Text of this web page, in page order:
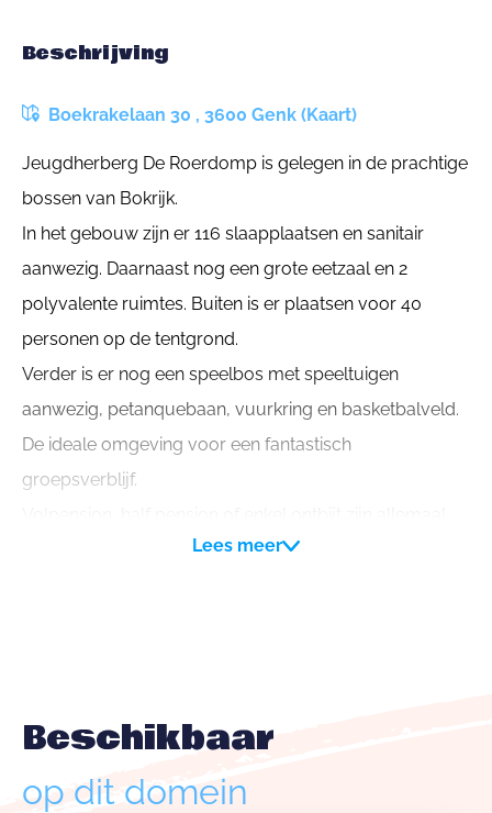
Beschrijving
Boekrakelaan 30 , 3600 Genk (Kaart)
Jeugdherberg De Roerdomp is gelegen in de prachtige
bossen van Bokrijk.
In het gebouw zijn er 116 slaapplaatsen en sanitair
aanwezig. Daarnaast nog een grote eetzaal en 2
polyvalente ruimtes. Buiten is er plaatsen voor 40
personen op de tentgrond.
Verder is er nog een speelbos met speeltuigen
aanwezig, petanquebaan, vuurkring en basketbalveld.
De ideale omgeving voor een fantastisch
groepsverblijf.
Lees meer
Beschikbaar
op dit domein